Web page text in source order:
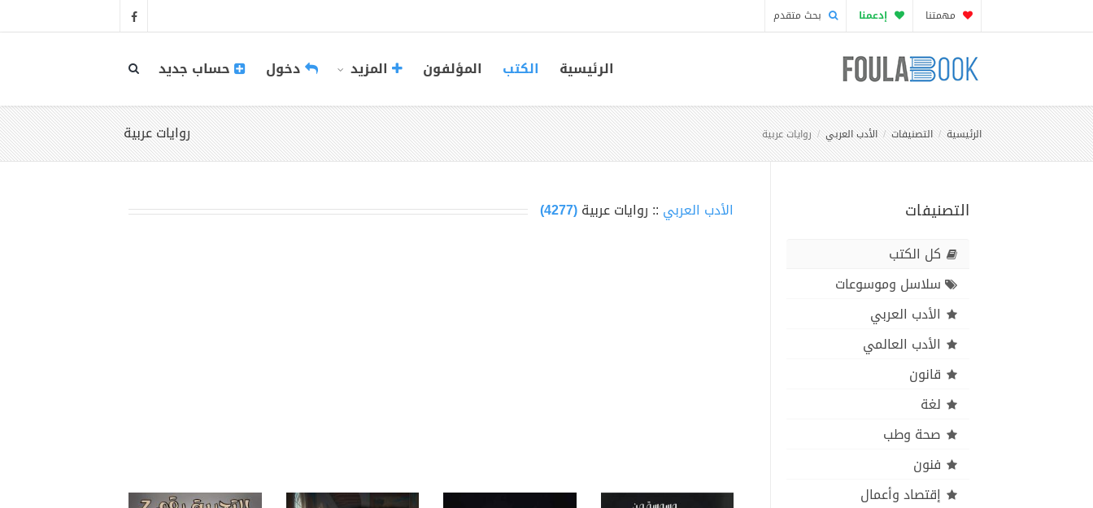
مهمتنا إدعمنا بحث متقدم
الرئيسية الكتب المؤلفون المزيد دخول حساب جديد
روايات عربية الرئيسية التصنيفات الأدب العربي روايات عربية
التصنيفات
كل الكتب
سلاسل وموسوعات
الأدب العربي
الأدب العالمي
قانون
لغة
صحة وطب
فنون
إقتصاد وأعمال
الأدب العربي :: روايات عربية(4277)